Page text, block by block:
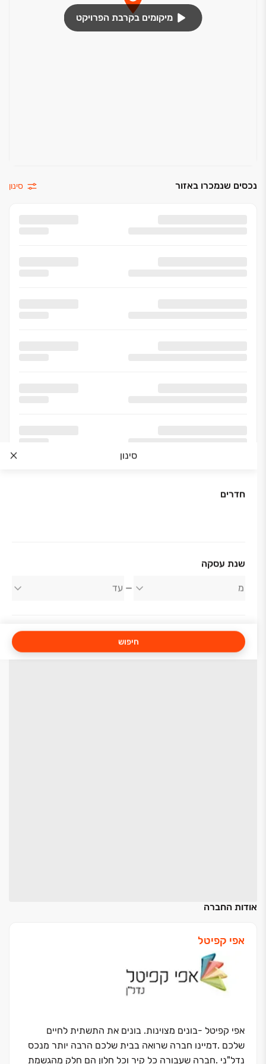
הכנה לרשתות בכל הדירה למעט ממ"ד ,חדרי רחצה
וחדר שירות
מיקומים בקרבת הפרויקט
נכסים שנמכרו באזור סינון
סינון
חדרים
שנת עסקה
חיפוש
אודות החברה
אפי קפיטל
אפי קפיטל -בונים מצוינות. בונים את התשתית לחיים
שלכם .דמיינו חברה שרואה בבית שלכם הרבה יותר מנכס
נדל"ני .חברה שעבורה כל קיר וכל חלון הם חלק מהגשמת